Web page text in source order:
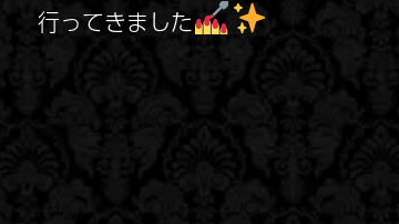
行ってきました